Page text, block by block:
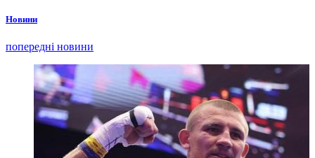
Новини
попередні новини